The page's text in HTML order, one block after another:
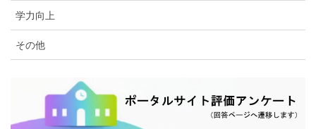
学力向上
その他